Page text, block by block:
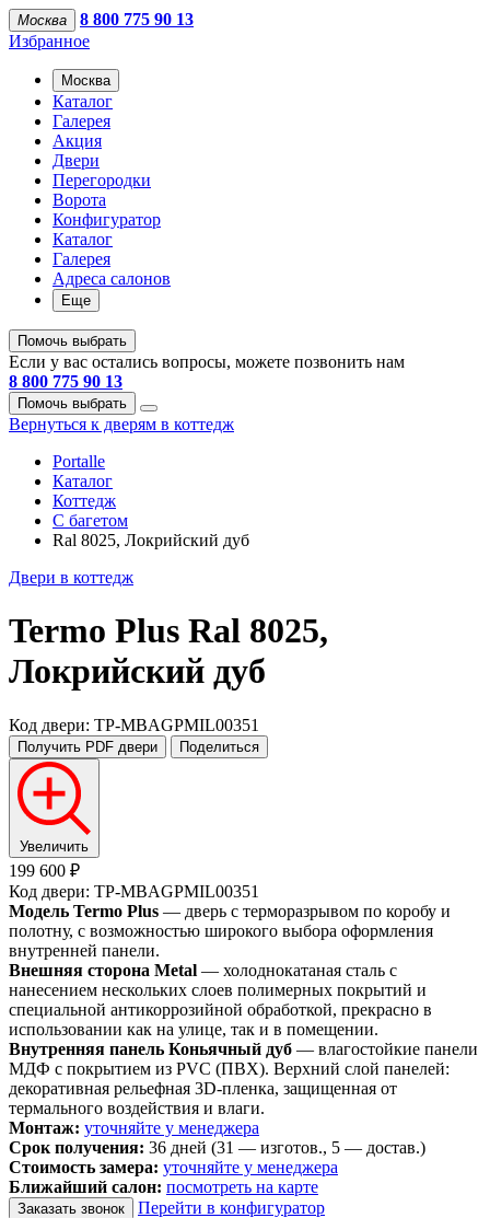
Москва
8 800 775 90 13
Избранное
Москва
Каталог
Галерея
Акция
Двери
Перегородки
Ворота
Конфигуратор
Каталог
Галерея
Адреса салонов
Еще
Помочь выбрать
Если у вас остались вопросы, можете позвонить нам
8 800 775 90 13
Помочь выбрать
Вернуться к дверям в коттедж
Portalle
Каталог
Коттедж
С багетом
Ral 8025, Локрийский дуб
Двери в коттедж
Termo Plus Ral 8025,
Локрийский дуб
Код двери: TP-MBAGPMIL00351
Получить PDF двери Поделиться
Увеличить
199 600 ₽
Код двери: TP-MBAGPMIL00351
Модель Termo Plus — дверь с терморазрывом по коробу и
полотну, с возможностью широкого выбора оформления
внутренней панели.
Внешняя сторона Metal — холоднокатаная сталь с
нанесением нескольких слоев полимерных покрытий и
специальной антикоррозийной обработкой, прекрасно в
использовании как на улице, так и в помещении.
Внутренняя панель Коньячный дуб — влагостойкие панели
МДФ с покрытием из PVC (ПВХ). Верхний слой панелей:
декоративная рельефная 3D-пленка, защищенная от
термального воздействия и влаги.
Монтаж: уточняйте у менеджера
Срок получения: 36 дней (31 — изготов., 5 — достав.)
Стоимость замера: уточняйте у менеджера
Ближайший салон: посмотреть на карте
Заказать звонок
Перейти в конфигуратор